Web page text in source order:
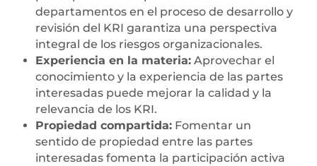
departamentos en el proceso de desarrollo y
revisión del KRI garantiza una perspectiva
integral de los riesgos organizacionales.
Experiencia en la materia: Aprovechar el
conocimiento y la experiencia de las partes
interesadas puede mejorar la calidad y la
relevancia de los KRI.
Propiedad compartida: Fomentar un
sentido de propiedad entre las partes
interesadas fomenta la participación activa